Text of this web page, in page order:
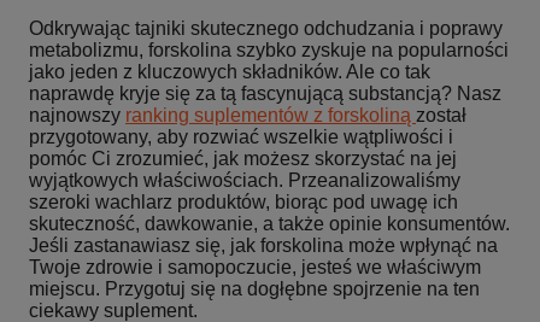
Odkrywając tajniki skutecznego odchudzania i poprawy
metabolizmu, forskolina szybko zyskuje na popularności
jako jeden z kluczowych składników. Ale co tak
naprawdę kryje się za tą fascynującą substancją? Nasz
najnowszy ranking suplementów z forskoliną został
przygotowany, aby rozwiać wszelkie wątpliwości i
pomóc Ci zrozumieć, jak możesz skorzystać na jej
wyjątkowych właściwościach. Przeanalizowaliśmy
szeroki wachlarz produktów, biorąc pod uwagę ich
skuteczność, dawkowanie, a także opinie konsumentów.
Jeśli zastanawiasz się, jak forskolina może wpłynąć na
Twoje zdrowie i samopoczucie, jesteś we właściwym
miejscu. Przygotuj się na dogłębne spojrzenie na ten
ciekawy suplement.